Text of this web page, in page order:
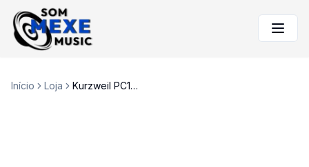
Início Loja Kurzweil PC161 synth 5 oitavas na Sommexe 1 ano de garantia